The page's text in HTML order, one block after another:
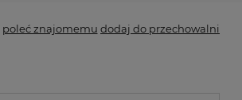
poleć znajomemu dodaj do przechowalni